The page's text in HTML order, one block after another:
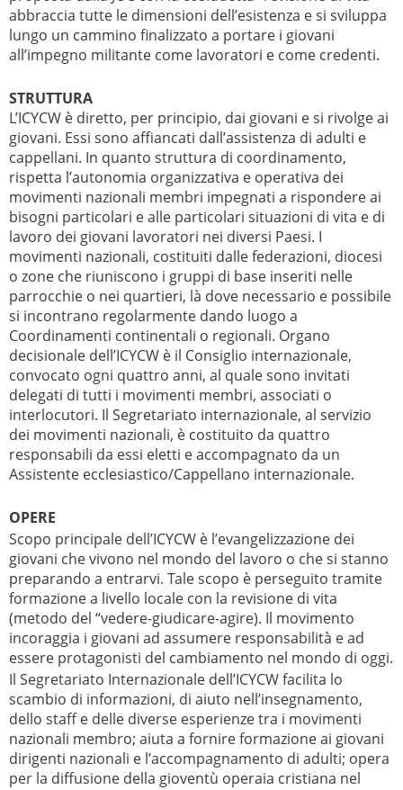
abbraccia tutte le dimensioni dell’esistenza e si sviluppa
lungo un cammino finalizzato a portare i giovani
all’impegno militante come lavoratori e come credenti.
STRUTTURA
L’ICYCW è diretto, per principio, dai giovani e si rivolge ai
giovani. Essi sono affiancati dall’assistenza di adulti e
cappellani. In quanto struttura di coordinamento,
rispetta l’autonomia organizzativa e operativa dei
movimenti nazionali membri impegnati a rispondere ai
bisogni particolari e alle particolari situazioni di vita e di
lavoro dei giovani lavoratori nei diversi Paesi. I
movimenti nazionali, costituiti dalle federazioni, diocesi
o zone che riuniscono i gruppi di base inseriti nelle
parrocchie o nei quartieri, là dove necessario e possibile
si incontrano regolarmente dando luogo a
Coordinamenti continentali o regionali. Organo
decisionale dell’ICYCW è il Consiglio internazionale,
convocato ogni quattro anni, al quale sono invitati
delegati di tutti i movimenti membri, associati o
interlocutori. Il Segretariato internazionale, al servizio
dei movimenti nazionali, è costituito da quattro
responsabili da essi eletti e accompagnato da un
Assistente ecclesiastico/Cappellano internazionale.
OPERE
Scopo principale dell’ICYCW è l’evangelizzazione dei
giovani che vivono nel mondo del lavoro o che si stanno
preparando a entrarvi. Tale scopo è perseguito tramite
formazione a livello locale con la revisione di vita
(metodo del “vedere-giudicare-agire). Il movimento
incoraggia i giovani ad assumere responsabilità e ad
essere protagonisti del cambiamento nel mondo di oggi.
Il Segretariato Internazionale dell’ICYCW facilita lo
scambio di informazioni, di aiuto nell’insegnamento,
dello staff e delle diverse esperienze tra i movimenti
nazionali membro; aiuta a fornire formazione ai giovani
dirigenti nazionali e l’accompagnamento di adulti; opera
per la diffusione della gioventù operaia cristiana nel